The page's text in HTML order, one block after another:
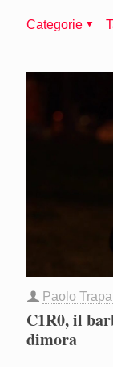
Categorie
Paolo
C1R0, il
dimora